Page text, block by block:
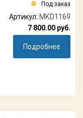
Под заказ
Артикул: MKD1169
7 800.00 руб.
Подробнее